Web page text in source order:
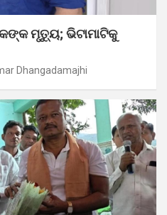
ମୃତ୍ୟୁ; ଭିଟାମାଟିକୁ
Dhangadamajhi